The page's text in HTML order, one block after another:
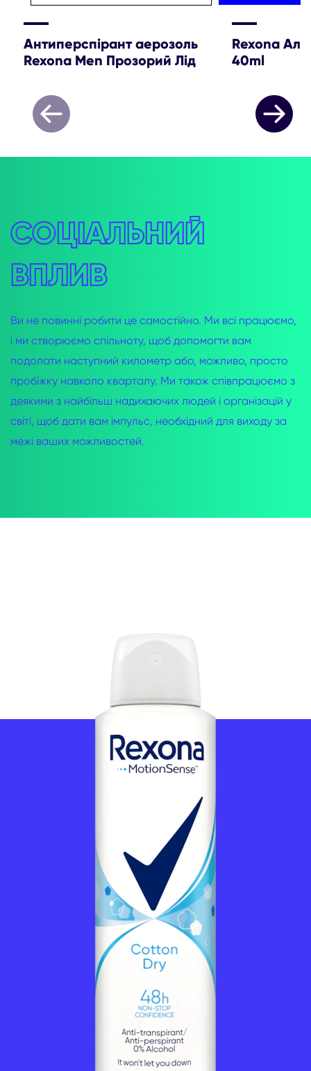
Антиперспірант аерозоль
Rexona Men Прозорий Лід
Rexona
40ml
СОЦІАЛЬНИЙ
ВПЛИВ
Ви не повинні робити це самостійно. Ми всі працюємо,
і ми створюємо спільноту, щоб допомогти вам
подолати наступний километр або, можливо, просто
пробіжку навколо кварталу. Ми також співпрацюємо з
деякими з найбільш надихаючих людей і організацій у
світі, щоб дати вам імпульс, необхідний для виходу за
межі ваших можливостей.